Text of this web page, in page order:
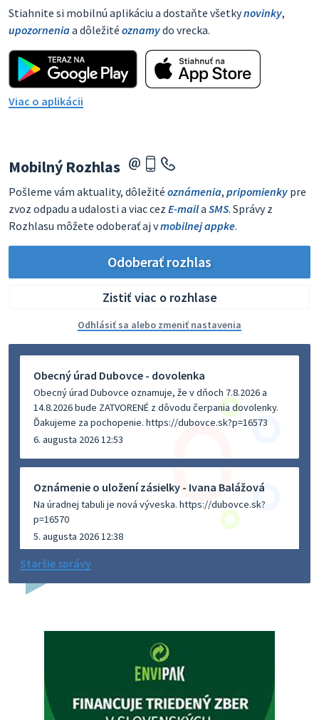
Stiahnite si mobilnú aplikáciu a dostaňte všetkynovinky,
upozorneniaa dôležité oznamydo vrecka.
Viac o aplikácii
Mobilný Rozhlas
Pošleme vám aktuality, dôležité oznámenia, pripomienky pre
zvoz odpadu a udalosti a viac cez E-maila SMS. Správy z
Rozhlasu môžete odoberať aj vmobilnej appke.
Odoberať rozhlas
Zistiť viac o rozhlase
Odhlásiť sa alebo zmeniť nastavenia
Obecný úrad Dubovce - dovolenka
Obecný úrad Dubovce oznamuje, že v dňoch 7.8.2026 a
14.8.2026 bude ZATVORENÉ z dôvodu čerpania dovolenky.
Ďakujeme za pochopenie. https://dubovce.sk?p=16573
6. augusta 2026 12:53
Oznámenie o uložení zásielky - Ivana Balážová
Na úradnej tabuli je nová výveska. https://dubovce.sk?
p=16570
5. augusta 2026 12:38
Dovolenka - MUDr. Marián Sivoň
budeZATVORENÁ z dôvodu čerpania dovolenky. Akútne
prípady bude riešiť MUDr.Fisch…
Zajtrajší zvoz odpadu
Staršie správy